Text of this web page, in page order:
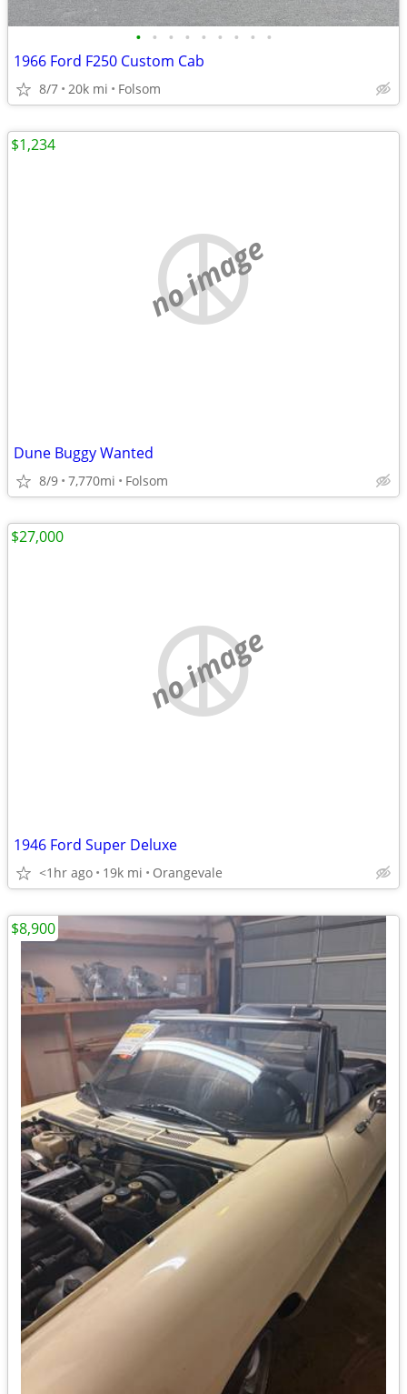
• • • • • • • • •
1966 Ford F250 Custom Cab
8/7 20k mi Folsom
no image
Dune Buggy Wanted
8/9 7,770mi Folsom
$1,234
no image
1946 Ford Super Deluxe
<1hr ago 19k mi Orangevale
$27,000
$8,900